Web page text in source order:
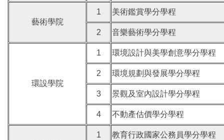
藝術學院
1 美術鑑賞學分學程
2 音樂藝術學分學程
環設學院
1 環境設計與美學創意學分學程
2 環境規劃與發展學分學程
3 景觀及室內設計學分學程
4 不動產估價學分學程
1 教育行政國家公務員學分學程